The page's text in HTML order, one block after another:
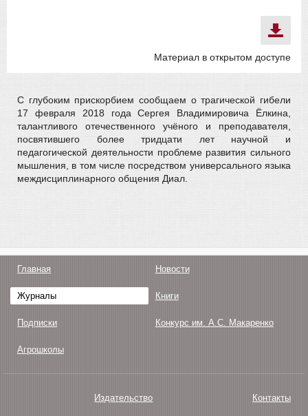
Материал в открытом доступе
С глубоким прискорбием сообщаем о трагической гибели
17 февраля 2018 года Сергея Владимировича Ёлкина,
талантливого отечественного учёного и преподавателя,
посвятившего более тридцати лет научной и
педагогической деятельности проблеме развития сильного
мышления, в том числе посредством универсального языка
междисциплинарного общения Диал.
Главная Новости
Журналы Книги
Подписки Конкурс им. А.С. Макаренко
Агрошколы
Издательство Контакты